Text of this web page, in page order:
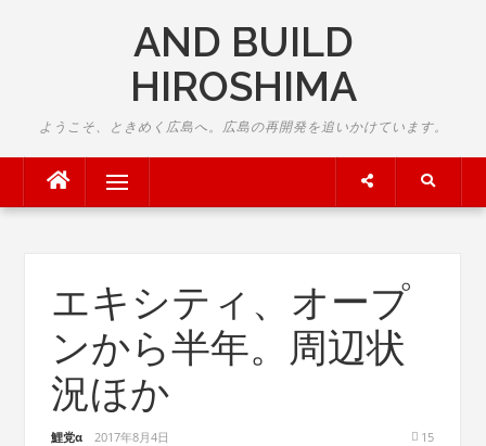
AND BUILD
HIROSHIMA
ようこそ、ときめく広島へ。広島の再開発を追いかけています。
Menu
エキシティ、オープ
ンから半年。周辺状
況ほか
鯉党α 2017年8月4日 15